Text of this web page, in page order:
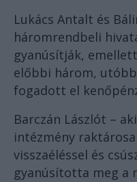
Lukács Antalt és
háromrendbeli
gyanúsítják,
előbbi három,
fogadott el
Barczán Lászlót –
intézmény
visszaéléssel és
gyanúsította meg a